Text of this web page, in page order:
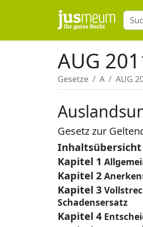
AUG
Gesetze A AUG
Gesetz zur
Inhaltsübersicht
Kapitel 1
Kapitel 2
Kapitel 3
Schadensersatz
Kapitel 4